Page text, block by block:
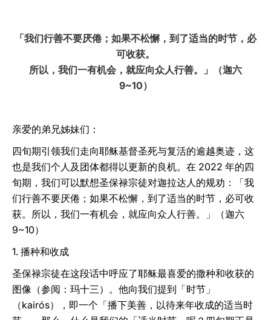
「我们行善不要厌倦；如果不松懈，到了适当的时节，必
可收获。
所以，我们一有机会，就应向众人行善。」（迦六
9~10）
亲爱的弟兄姊妹们：
四旬期引领我们走向耶稣基督圣死与复活的逾越奥迹，这
也是我们个人及团体都得以更新的良机。在 2022 年的四
旬期，我们可以默想圣保禄宗徒对迦拉达人的规劝：「我
们行善不要厌倦；如果不松懈，到了适当的时节，必可收
获。所以，我们一有机会，就应向众人行善。」（迦六
9~10）
1. 播种和收成
圣保禄宗徒在这段话中呼应了耶稣最喜爱的撒种和收获的
图像（参阅：玛十三）。他向我们提到「时节」
（kairós），即一个「播下美善，以待来年收成的适当时